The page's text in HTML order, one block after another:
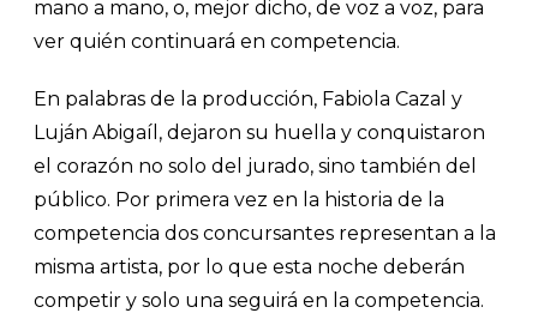
mano a mano, o, mejor dicho, de voz a voz, para
ver quién continuará en competencia.
En palabras de la producción, Fabiola Cazal y
Luján Abigaíl, dejaron su huella y conquistaron
el corazón no solo del jurado, sino también del
público. Por primera vez en la historia de la
competencia dos concursantes representan a la
misma artista, por lo que esta noche deberán
competir y solo una seguirá en la competencia.